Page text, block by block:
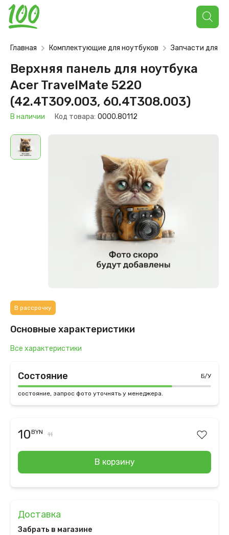
Поиск
товаров
Главная Комплектующие для ноутбуков Запчасти для
Верхняя панель для ноутбука
Acer TravelMate 5220
(42.4T309.003, 60.4T308.003)
В наличии Код товара: 0000.80112
В рассрочку
Основные характеристики
Все характеристики
Состояние Б/У
состояние, запрос фото уточнять у менеджера.
10BYN 11
В корзину
Доставка
Забрать в магазине